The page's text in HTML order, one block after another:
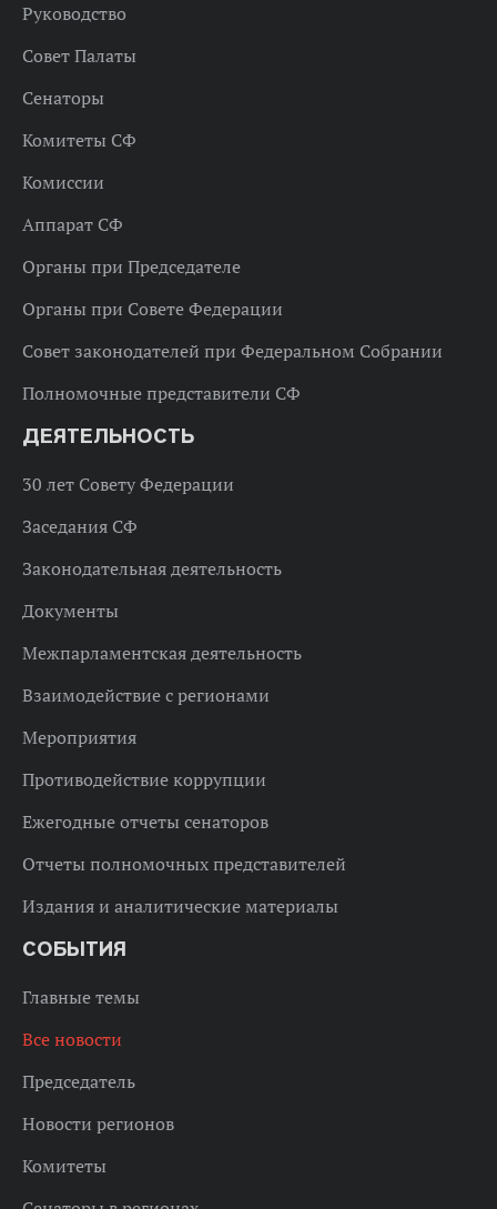
Руководство
Совет Палаты
Сенаторы
Комитеты СФ
Комиссии
Аппарат СФ
Органы при Председателе
Органы при Совете Федерации
Совет законодателей при Федеральном Собрании
Полномочные представители СФ
ДЕЯТЕЛЬНОСТЬ
30 лет Совету Федерации
Заседания СФ
Законодательная деятельность
Документы
Межпарламентская деятельность
Взаимодействие с регионами
Мероприятия
Противодействие коррупции
Ежегодные отчеты сенаторов
Отчеты полномочных представителей
Издания и аналитические материалы
СОБЫТИЯ
Главные темы
Все новости
Председатель
Новости регионов
Комитеты